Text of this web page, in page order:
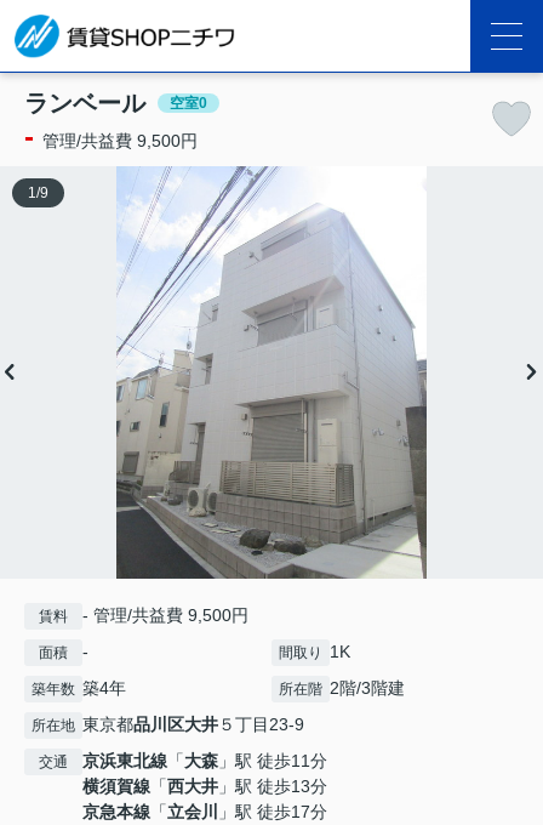
ランベール 空室0
- 管理/共益費 9,500円
1 /9
賃料 - 管理/共益費 9,500円
面積 - 間取り 1K
築年数 築4年 所在階 2階/3階建
所在地 東京都品川区大井５丁目23-9
交通 京浜東北線 「大森 」駅 徒歩11分
横須賀線 「西大井 」駅 徒歩13分
京急本線 「立会川 」駅 徒歩17分